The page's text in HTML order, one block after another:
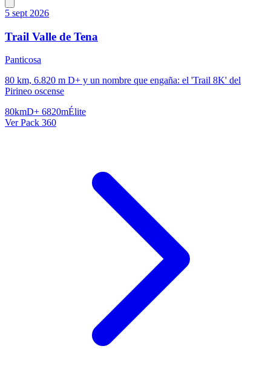
5 sept 2026
Trail Valle de Tena
Panticosa
80 km, 6.820 m D+ y un nombre que engaña: el 'Trail 8K' del
Pirineo oscense
80kmD+ 6820mÉlite
Ver Pack 360